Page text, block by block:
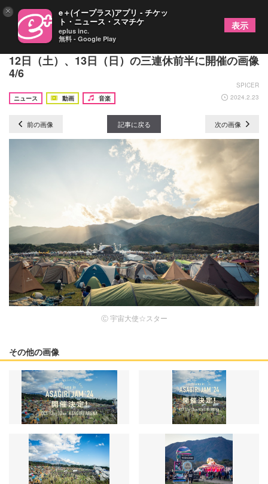
『朝霧JAM』21回目の開催を発表！ 今年は10月
12日（土）、13日（日）の三連休前半に開催の画像
4/6
SPICER
ニュース
動画 音楽 2024.2.23
前の画像 記事に戻る 次の画像
Ⓒ 宇宙大使☆スター
その他の画像
× e＋(イープラス)アプリ - チケッ
ト・ニュース・スマチケ
eplus inc.
無料 - Google Play
表示